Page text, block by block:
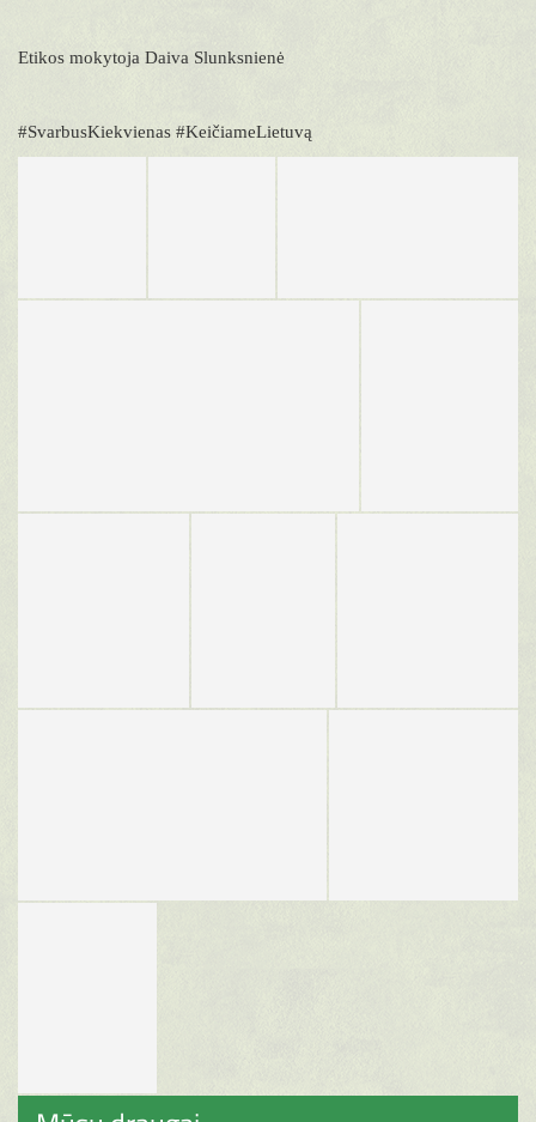
Etikos mokytoja Daiva Slunksnienė
#SvarbusKiekvienas #KeičiameLietuvą